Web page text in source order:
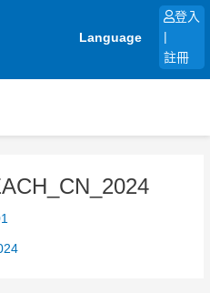
Language
登入
註冊